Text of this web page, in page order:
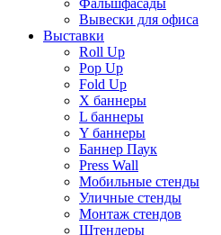
Фальшфасады
Вывески для офиса
Выставки
Roll Up
Pop Up
Fold Up
Х баннеры
L баннеры
Y баннеры
Баннер Паук
Press Wall
Мобильные стенды
Уличные стенды
Монтаж стендов
Штендеры